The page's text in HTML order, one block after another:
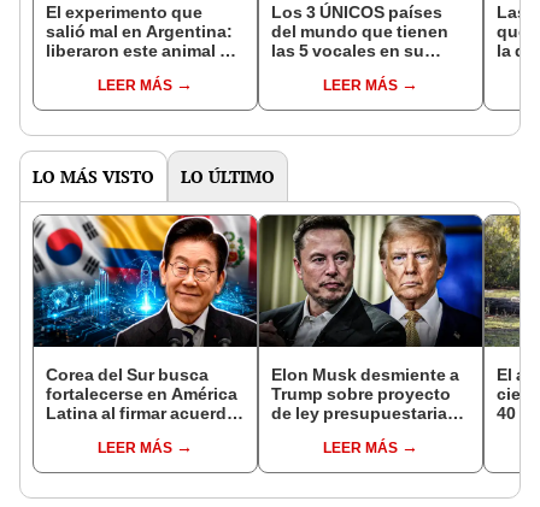
El experimento que
salió mal en Argentina:
liberaron este animal y
bosques milenarios de
la Patagonia
LEER MÁS
Los 3 ÚNICOS países
del mundo que tienen
las 5 vocales en su
con unoLEER MÁS
Las
que
la de
LO MÁS VISTO LO ÚLTIMO
Corea del Sur busca
fortalecerse en América
Latina al firmar acuerdo
proyectos de tecnología
e innovación
LEER MÁS
Elon Musk desmiente a
Trump sobre proyecto
de ley presupuestaria
lo mostraron ni una sola
vez”
LEER MÁS
El
40
asno